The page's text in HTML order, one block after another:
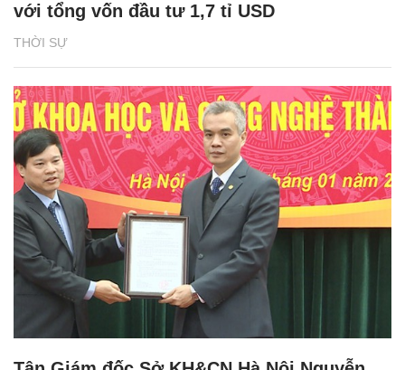
THỜI SỰ
với tổng vốn đầu tư 1,7 tỉ USD